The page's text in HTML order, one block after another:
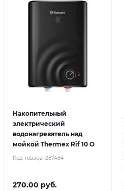
Накопительный
электрический
водонагреватель над
мойкой Thermex Rif 10 O
Код товара: 287484
270.00 руб.